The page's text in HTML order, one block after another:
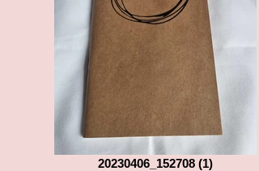
20230406_152708 (1)